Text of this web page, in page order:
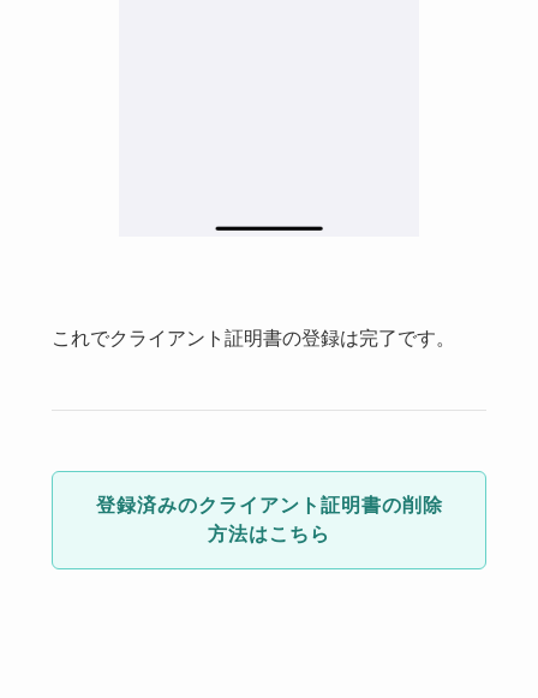
これでクライアント証明書の登録は完了です。
登録済みのクライアント証明書の削除
方法はこちら